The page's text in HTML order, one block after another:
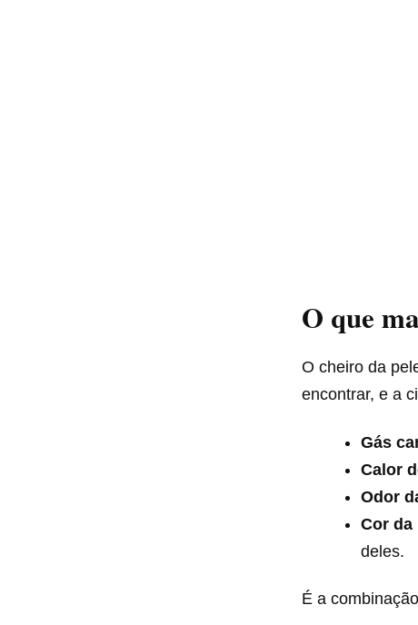
O que
O cheiro da
encontrar, e a
Gás
Calor
Odor
Cor da
deles.
É a